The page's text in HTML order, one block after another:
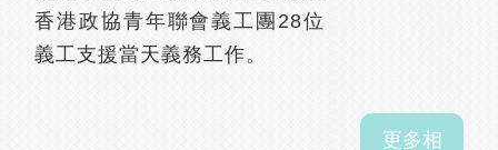
香港政協青年聯會義工團28位
義工支援當天義務工作。
更多相